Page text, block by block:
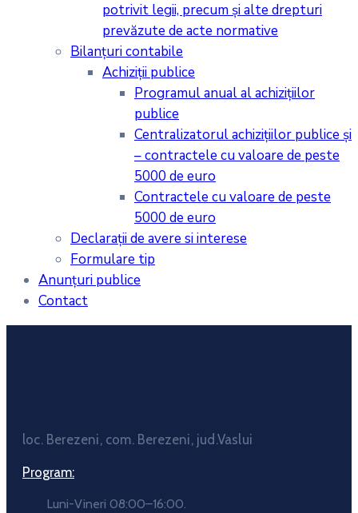
potrivit legii, precum şi alte drepturi
prevăzute de acte normative
Bilanţuri contabile
Achiziţii publice
Programul anual al achiziţiilor
publice
Centralizatorul achiziţiilor publice şi
– contractele cu valoare de peste
5000 de euro
Contractele cu valoare de peste
5000 de euro
Declarații de avere si interese
Formulare tip
Anunțuri publice
Contact
loc. Berezeni, com. Berezeni, jud.Vaslui
Program:
Luni-Vineri 08:00–16:00.